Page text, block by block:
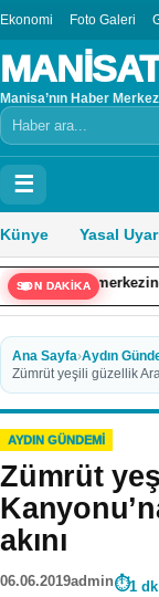
Ekonomi Foto Galeri
Manisa’nın Haber
Arama
☰
Künye Yasal
SON DAKİKA
merkezinde korkutan
Ana Sayfa›Aydın
Zümrüt yeşili güzellik
AYDIN GÜNDEMI
Zümrüt
akını
06.06.2019admin 1